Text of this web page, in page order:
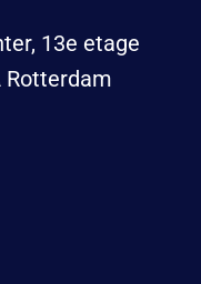
13e etage
Rotterdam